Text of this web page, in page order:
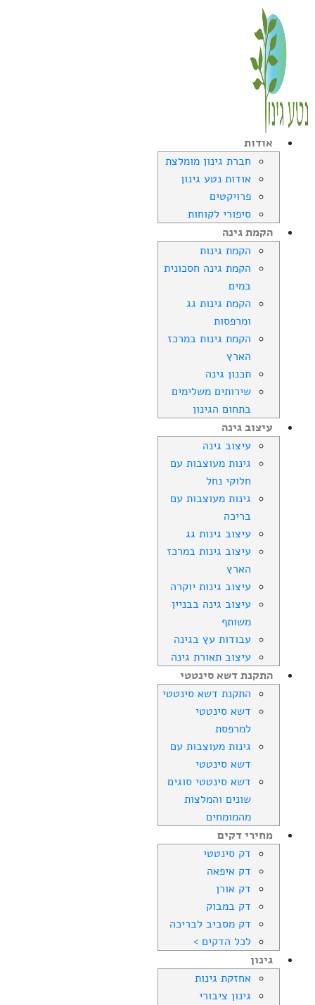
אודות
חברת גינון מומלצת
אודות נטע גינון
פרויקטים
סיפורי לקוחות
הקמת גינה
הקמת גינות
הקמת גינה חסכונית
במים
הקמת גינות גג
ומרפסות
הקמת גינות במרכז
הארץ
תכנון גינה
שירותים משלימים
בתחום הגינון
עיצוב גינה
עיצוב גינה
גינות מעוצבות עם
חלוקי נחל
גינות מעוצבות עם
בריכה
עיצוב גינות גג
עיצוב גינות במרכז
הארץ
עיצוב גינות יוקרה
עיצוב גינה בבניין
משותף
עבודות עץ בגינה
עיצוב תאורת גינה
התקנת דשא סינטטי
התקנת דשא סינטטי
דשא סינטטי
למרפסת
גינות מעוצבות עם
דשא סינטטי
דשא סינטטי סוגים
שונים והמלצות
מהמומחים
מחירי דקים
דק סינטטי
דק איפאה
דק אורן
דק במבוק
דק מסביב לבריכה
לכל הדקים >
גינון
אחזקת גינות
גינון ציבורי